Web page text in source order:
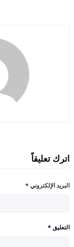
اترك تعليقاً
البريد الإلكتروني *
التعليق *